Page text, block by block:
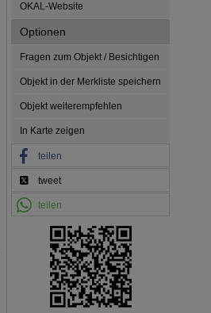
OKAL-Website
Optionen
Fragen zum Objekt / Besichtigen
Objekt in der Merkliste speichern
Objekt weiterempfehlen
In Karte zeigen
teilen
tweet
teilen